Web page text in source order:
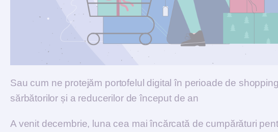
Sau cum ne protejăm portofelul digital în perioade de
sărbătorilor și a reducerilor de început de an
A venit decembrie, luna cea mai încărcată de cumpărături